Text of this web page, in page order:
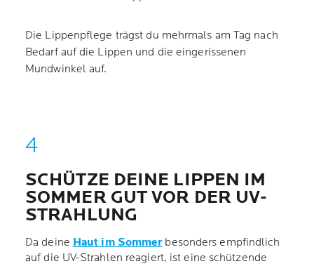
Die Lippenpflege trägst du mehrmals am Tag nach
Bedarf auf die Lippen und die eingerissenen
Mundwinkel auf.
SCHÜTZE DEINE LIPPEN IM
SOMMER GUT VOR DER UV-
STRAHLUNG
Da deine Haut im Sommer besonders empfindlich
auf die UV-Strahlen reagiert, ist eine schützende